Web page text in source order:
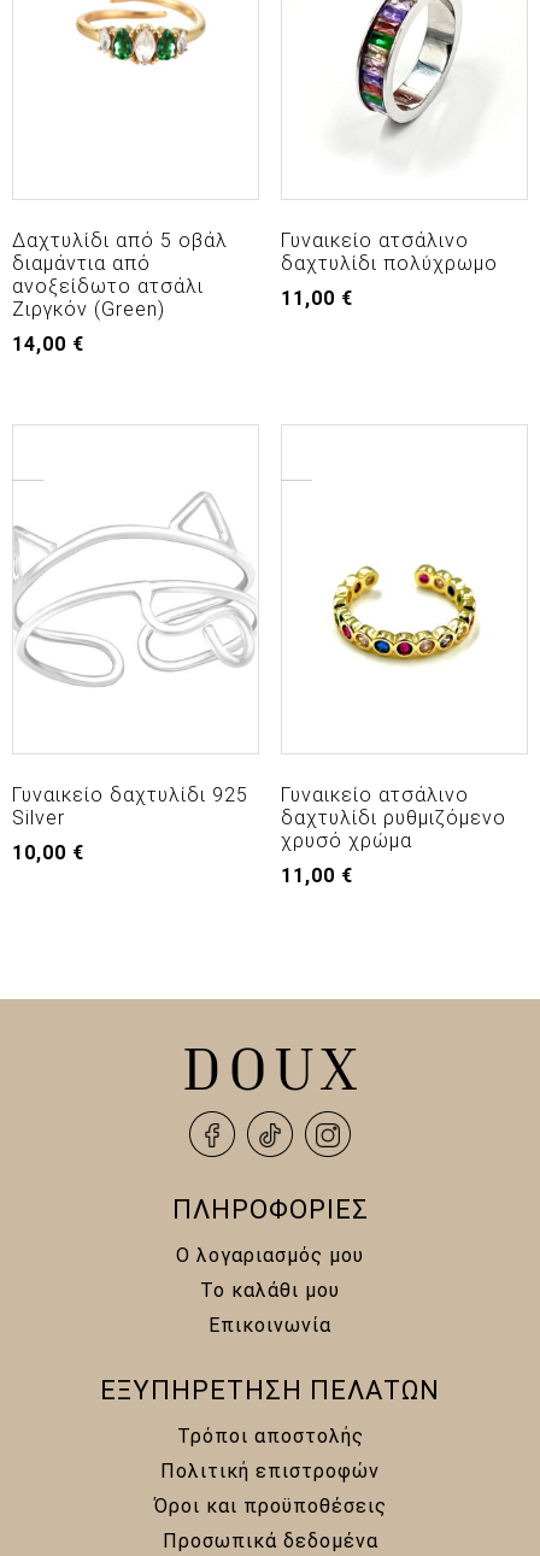
Δαχτυλίδι από 5 οβάλ
διαμάντια από
ανοξείδωτο ατσάλι
Ζιργκόν (Green)
14,00 €
Γυναικείο ατσάλινο
δαχτυλίδι πολύχρωμο
11,00 €
Γυναικείο δαχτυλίδι 925
Silver
10,00 €
Γυναικείο ατσάλινο
δαχτυλίδι ρυθμιζόμενο
χρυσό χρώμα
11,00 €
ΠΛΗΡΟΦΟΡΙΕΣ
Ο λογαριασμός μου
Το καλάθι μου
Επικοινωνία
ΕΞΥΠΗΡΕΤΗΣΗ ΠΕΛΑΤΩΝ
Τρόποι αποστολής
Πολιτική επιστροφών
Όροι και προϋποθέσεις
Προσωπικά δεδομένα